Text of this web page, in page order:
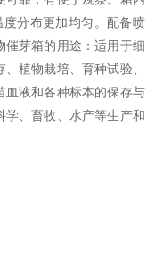
分布更加均匀。配备喷
催芽箱的用途：适用于细
植物栽培、育种试验、
血液和各种标本的保存与
学、畜牧、水产等生产和